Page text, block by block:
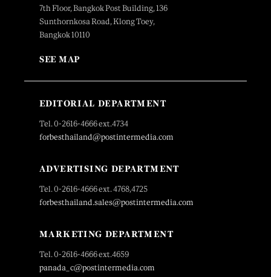
7th Floor, Bangkok Post Building, 136
Sunthornkosa Road, Klong Toey,
Bangkok 10110
SEE MAP
EDITORIAL DEPARTMENT
Tel. 0-2616-4666 ext.4734
forbesthailand@postintermedia.com
ADVERTISING DEPARTMENT
Tel. 0-2616-4666 ext. 4768,4725
forbesthailand.sales@postintermedia.com
MARKETING DEPARTMENT
Tel. 0-2616-4666 ext.4659
panada_c@postintermedia.com